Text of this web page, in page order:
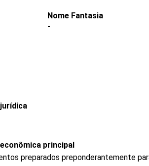
Nome Fantasia
-
principal
preparados preponderantemente